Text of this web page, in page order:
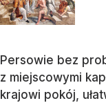
Persowie bez
z miejscowymi
krajowi pokój,